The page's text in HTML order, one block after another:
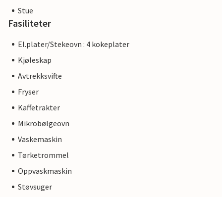
Stue
Fasiliteter
El.plater/Stekeovn : 4 kokeplater
Kjøleskap
Avtrekksvifte
Fryser
Kaffetrakter
Mikrobølgeovn
Vaskemaskin
Tørketrommel
Oppvaskmaskin
Støvsuger